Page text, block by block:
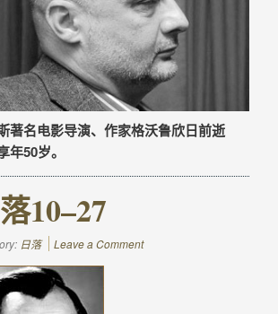
著名电影导演、作家格沃鲁欣日前逝
年50岁。
10–27
日落 Leave a Comment